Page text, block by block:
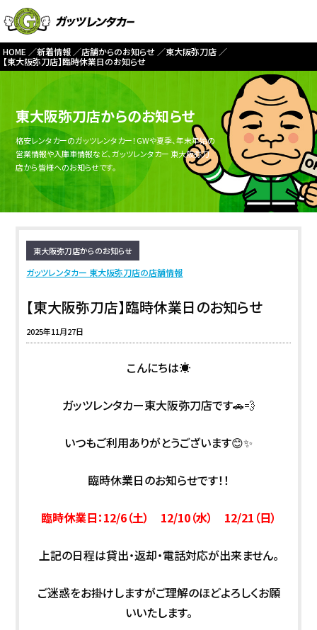
HOME 新着情報 店舗からのお知らせ
東大阪弥刀店
【東大阪弥刀店】臨時休業日のお知らせ
東大阪弥刀店からのお知らせ
格安レンタカーのガッツレンタカー！GWや夏季、年末年始の
営業情報や入庫車情報など、ガッツレンタカー 東大阪弥刀
店から皆様へのお知らせです。
東大阪弥刀店からのお知らせ
ガッツレンタカー 東大阪弥刀店の店舗情報
【東大阪弥刀店】臨時休業日のお知らせ
2025年11月27日
こんにちは☀️
ガッツレンタカー東大阪弥刀店です🚗💨
いつもご利用ありがとうございます😊✨
臨時休業日のお知らせです！！
臨時休業日：12/6（土） 12/10（水） 12/21（日）
上記の日程は貸出・返却・電話対応が出来ません。
ご迷惑をお掛けしますがご理解のほどよろしくお願
いいたします。